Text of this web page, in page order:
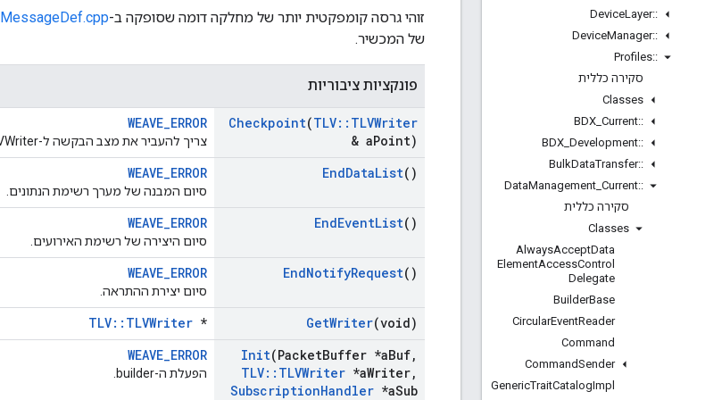
::
DeviceLayer
::
DeviceManager
::
Profiles
סקירה כללית
Classes
::
BDX Current
::
BDX Development
::
BulkDataTransfer
::
DataManagement Current
סקירה כללית
Classes
AlwaysAcceptData
ElementAccessControl
Delegate
BuilderBase
CircularEventReader
Command
CommandSender
GenericTraitCatalogImpl
זוהי גרסה קומפקטית יותר של מחלקה דומה שסופקה ב-MessageDef.cpp
של המכשיר.
פונקציות ציבוריות
Checkpoint(TLV:: TLVWriter
& aPoint)
WEAVE_ERROR
צריך להעביר את מצב הבקשה ל-TLVWriter.
EndDataList()
WEAVE_ERROR
סיום המבנה של מערך רשימת הנתונים.
EndEventList()
WEAVE_ERROR
סיום היצירה של רשימת האירועים.
EndNotifyRequest()
WEAVE_ERROR
סיום יצירת ההתראה.
GetWriter(void)
TLV::TLVWriter *
Init(PacketBuffer *aBuf,
TLV:: TLVWriter *aWriter,
SubscriptionHandler *aSub
WEAVE_ERROR
הפעלת ה-builder.